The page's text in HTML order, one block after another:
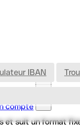
compte
IBAN
et suit un format